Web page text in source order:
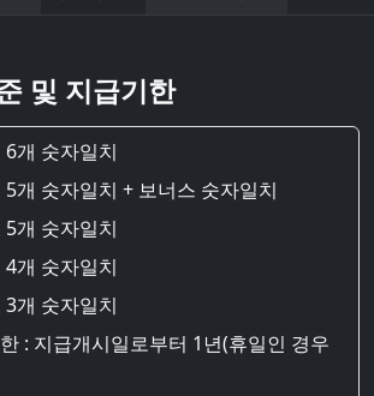
및 지급기한
개 숫자일치
개 숫자일치 + 보너스 숫자일치
개 숫자일치
개 숫자일치
개 숫자일치
: 지급개시일로부터 1년(휴일인 경우